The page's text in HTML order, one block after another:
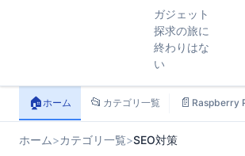
ガジェット
探求の旅に
終わりはな
い
🏠ホーム 📂 カテゴリ一覧 📄 Raspberry
ホーム>カテゴリ一覧>SEO対策